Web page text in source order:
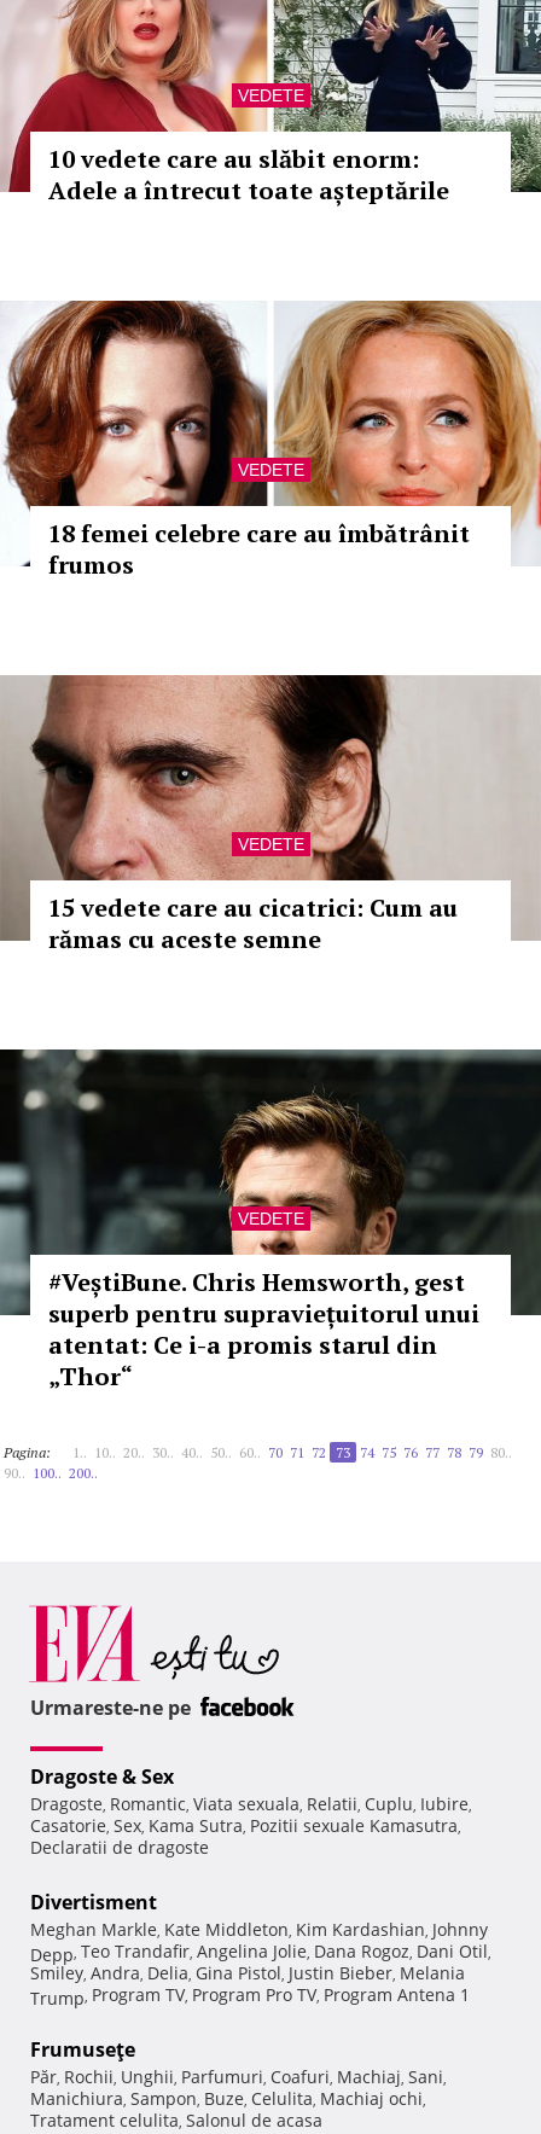
VEDETE
10 vedete care au slăbit enorm:
Adele a întrecut toate așteptările
VEDETE
18 femei celebre care au îmbătrânit
frumos
VEDETE
15 vedete care au cicatrici: Cum au
rămas cu aceste semne
VEDETE
#VeștiBune. Chris Hemsworth, gest
superb pentru supraviețuitorul unui
atentat: Ce i-a promis starul din
„Thor“
Pagina: 1.. 10.. 20.. 30.. 40.. 50.. 60.. 70 71 72 73 74 75 76 77 78 79 80..
90.. 100.. 200..
Urmareste-ne pe
Dragoste & Sex
Dragoste, Romantic, Viata sexuala, Relatii, Cuplu, Iubire,
Casatorie, Sex, Kama Sutra, Pozitii sexuale Kamasutra,
Declaratii de dragoste
Divertisment
Meghan Markle, Kate Middleton, Kim Kardashian, Johnny
Depp, Teo Trandafir, Angelina Jolie, Dana Rogoz, Dani Otil,
Smiley, Andra, Delia, Gina Pistol, Justin Bieber, Melania
Trump, Program TV, Program Pro TV, Program Antena 1
Frumuseţe
Păr, Rochii, Unghii, Parfumuri, Coafuri, Machiaj, Sani,
Manichiura, Sampon, Buze, Celulita, Machiaj ochi,
Tratament celulita, Salonul de acasa